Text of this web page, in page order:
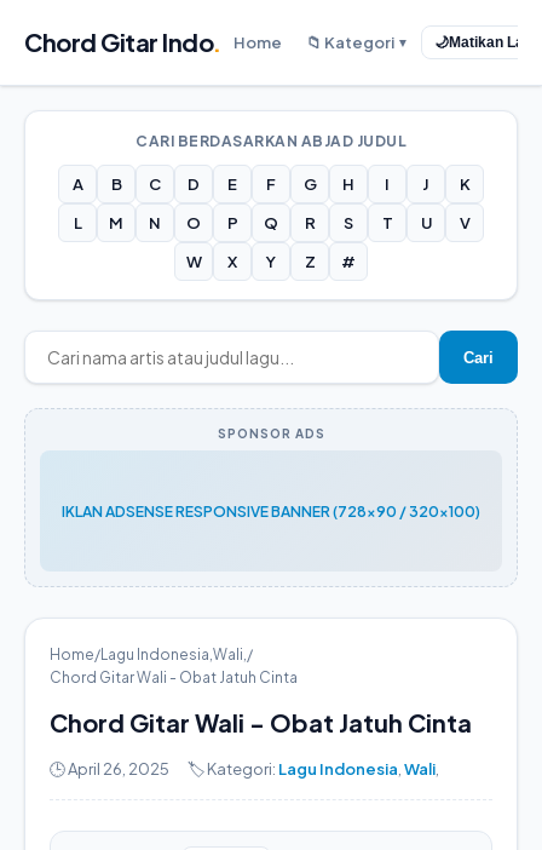
Chord Gitar Indo. Home 📁 Kategori ▼ 🌙Matikan
CARI BERDASARKAN ABJAD JUDUL
A B C D E F G H I J
K
L
M N O P Q R S T U
V
W
X Y Z #
Cari
SPONSOR ADS
IKLAN ADSENSE RESPONSIVE BANNER (728x90 / 320x100)
Home/Lagu Indonesia,Wali,/
Chord Gitar Wali - Obat Jatuh Cinta
Chord Gitar Wali - Obat Jatuh Cinta
🕒 April 26, 2025 🏷️ Kategori: Lagu Indonesia Wali